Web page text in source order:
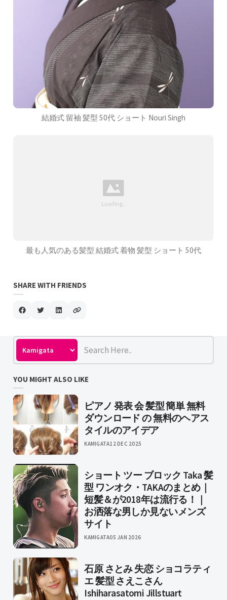
結婚式 留袖 髪型 50代 ショート Nouri Singh
最も人気のある髪型 結婚式 着物 髪型 ショート 50代
SHARE WITH FRIENDS
YOU MIGHT ALSO LIKE
ピアノ 発表 会 髪型 簡単 無料
ダウンロード の 無料のヘアス
タイルのアイデア
KAMIGATA12 DEC 2025
ショート ツー ブロック Taka 髪
型 ワンオク・TAKAのまとめ｜
短髪＆が2018年は流行る！｜
お洒落な男しか見ないメンズ
サイト
KAMIGATA05 JAN 2026
石原 さとみ 失恋 ショコラティ
エ 髪型 さえこさん
Ishiharasatomi Jillstuart